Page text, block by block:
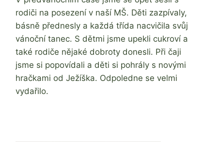
rodiči na posezení v naší MŠ. Děti zazpívaly,
básně přednesly a každá třída nacvičila svůj
vánoční tanec. S dětmi jsme upekli cukroví a
také rodiče nějaké dobroty donesli. Při čaji
jsme si popovídali a děti si pohrály s novými
hračkami od Ježíška. Odpoledne se velmi
vydařilo.